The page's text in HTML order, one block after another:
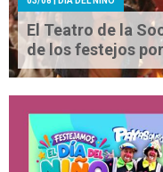
El Teatro de la
de los festejos